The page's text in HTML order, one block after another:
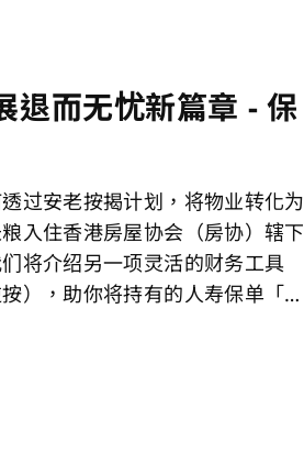
社会创新与教育
房协长者安居资源中心
退而无忧新篇章 - 保
过安老按揭计划，将物业转化为
入住香港房屋协会（房协）辖下
将介绍另一项灵活的财务工具
，助你将持有的人寿保单「活
乐龄生活
个人积蓄安享晚年，也有人选择
产等来增加收入，令自己能过有
享颐年，关键不单止在于财富多
。